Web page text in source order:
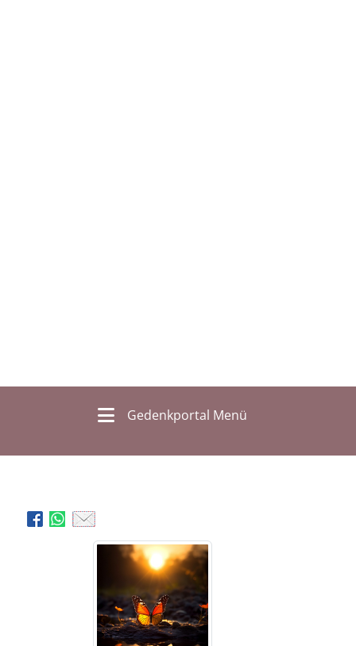
Gedenkportal Menü